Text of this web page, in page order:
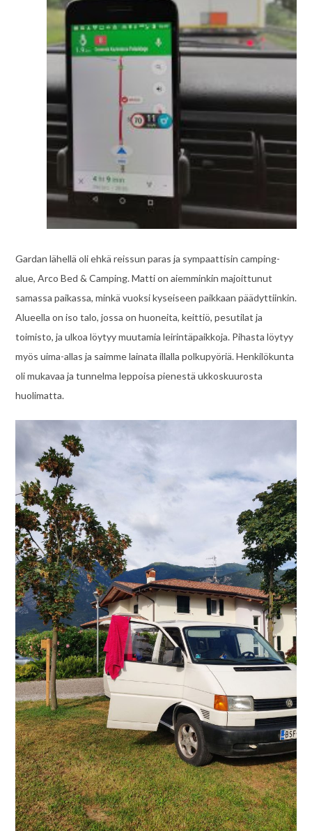
Gardan lähellä oli ehkä reissun paras ja sympaattisin camping-
alue, Arco Bed & Camping. Matti on aiemminkin majoittunut
samassa paikassa, minkä vuoksi kyseiseen paikkaan päädyttiinkin.
Alueella on iso talo, jossa on huoneita, keittiö, pesutilat ja
toimisto, ja ulkoa löytyy muutamia leirintäpaikkoja. Pihasta löytyy
myös uima-allas ja saimme lainata illalla polkupyöriä. Henkilökunta
oli mukavaa ja tunnelma leppoisa pienestä ukkoskuurosta
huolimatta.